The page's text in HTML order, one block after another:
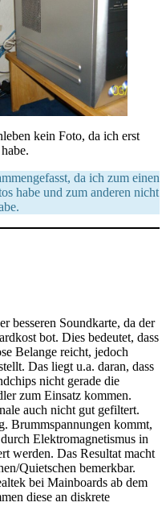
kein Foto, da ich erst
da ich zum einen
habe und zum anderen nicht
besseren Soundkarte, da der
bot. Dies bedeutet, dass
Belange reicht, jedoch
Das liegt u.a. daran, dass
nicht gerade die
zum Einsatz kommen.
auch nicht gut gefiltert.
Brummspannungen kommt,
Elektromagnetismus in
werden. Das Resultat macht
Quietschen bemerkbar.
bei Mainboards ab dem
diese an diskrete